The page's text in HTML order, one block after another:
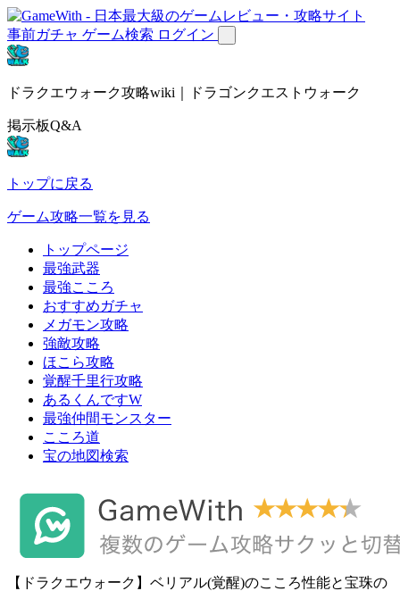
事前ガチャ ゲーム検索 ログイン
ドラクエウォーク攻略wiki｜ドラゴンクエストウォーク
掲示板Q&A
トップに戻る
ゲーム攻略一覧を見る
トップページ
最強武器
最強こころ
おすすめガチャ
メガモン攻略
強敵攻略
ほこら攻略
覚醒千里行攻略
あるくんですW
最強仲間モンスター
こころ道
宝の地図検索
【ドラクエウォーク】ベリアル(覚醒)のこころ性能と宝珠の